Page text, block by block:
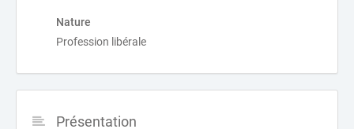
Nature
Profession libérale
Présentation